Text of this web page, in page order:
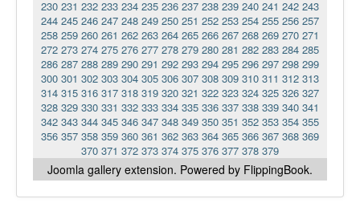
230 231 232 233 234 235 236 237 238 239 240 241 242 243
244 245 246 247 248 249 250 251 252 253 254 255 256 257
258 259 260 261 262 263 264 265 266 267 268 269 270 271
272 273 274 275 276 277 278 279 280 281 282 283 284 285
286 287 288 289 290 291 292 293 294 295 296 297 298 299
300 301 302 303 304 305 306 307 308 309 310 311 312 313
314 315 316 317 318 319 320 321 322 323 324 325 326 327
328 329 330 331 332 333 334 335 336 337 338 339 340 341
342 343 344 345 346 347 348 349 350 351 352 353 354 355
356 357 358 359 360 361 362 363 364 365 366 367 368 369
370 371 372 373 374 375 376 377 378 379
Joomla gallery extension. Powered by FlippingBook.